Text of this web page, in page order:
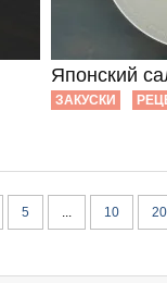
Японский
ЗАКУСКИ
5 ... 10 20